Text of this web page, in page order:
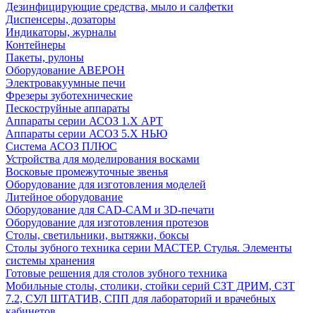
Дезинфицирующие средства, мыло и салфетки
Диспенсеры, дозаторы
Индикаторы, журналы
Контейнеры
Пакеты, рулоны
Оборудование АВЕРОН
Электровакуумные печи
Фрезеры зуботехнические
Пескоструйные аппараты
Аппараты серии АСОЗ 1.Х АРТ
Аппараты серии АСОЗ 5.Х НЬЮ
Система АСОЗ ПЛЮС
Устройства для моделирования восками
Восковые промежуточные звенья
Оборудование для изготовления моделей
Литейное оборудование
Оборудование для CAD-CAM и 3D-печати
Оборудование для изготовления протезов
Cтолы, светильники, вытяжки, боксы
Столы зубного техника серии МАСТЕР. Стулья. Элементы
системы хранения
Готовые решения для столов зубного техника
Мобильные столы, столики, стойки серий СЗТ ДРИМ, СЗТ
7.2, СУЛ ШТАТИВ, СПП для лабораторий и врачебных